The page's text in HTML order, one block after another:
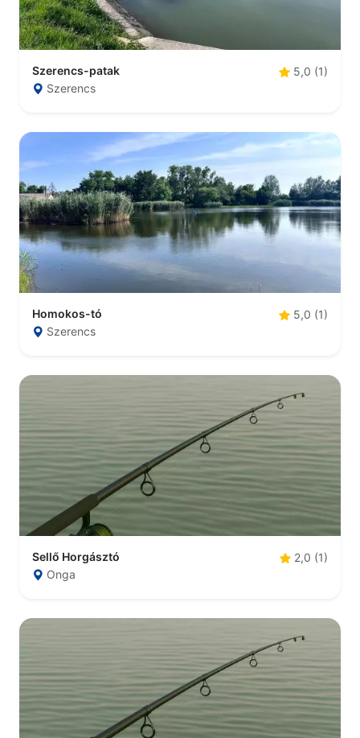
Szerencs-patak
5,0 (1)
Szerencs
Homokos-tó
5,0 (1)
Szerencs
Sellő Horgásztó
2,0 (1)
Onga